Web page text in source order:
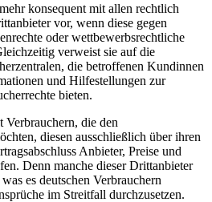
konsequent mit allen rechtlich
vor, wenn diese gegen
oder wettbewerbsrechtliche
verweist sie auf die
die betroffenen Kundinnen
und Hilfestellungen zur
bieten.
Verbrauchern, die den
diesen ausschließlich über ihren
Anbieter, Preise und
Denn manche dieser Drittanbieter
es deutschen Verbrauchern
im Streitfall durchzusetzen.